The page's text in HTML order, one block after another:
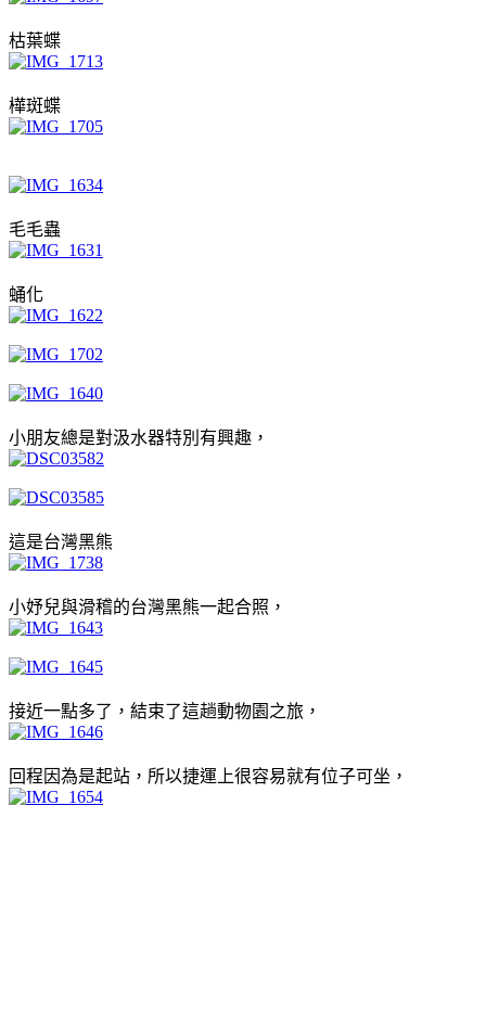
枯葉蝶
樺斑蝶
毛毛蟲
蛹化
小朋友總是對汲水器特別有興趣，
這是台灣黑熊
小妤兒與滑稽的台灣黑熊一起合照，
接近一點多了，結束了這趟動物園之旅，
回程因為是起站，所以捷運上很容易就有位子可坐，